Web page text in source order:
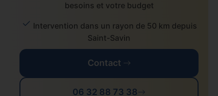
besoins et votre budget
Intervention dans un rayon de 50 km depuis
Saint-Savin
Contact
06 32 88 73 38